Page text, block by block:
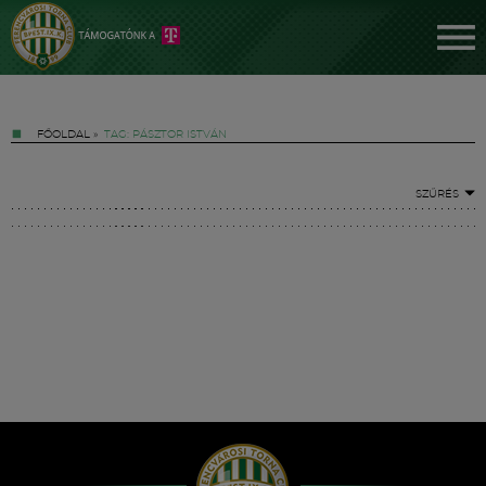
FŐOLDAL » TAG: PÁSZTOR ISTVÁN
SZŰRÉS
Hírek